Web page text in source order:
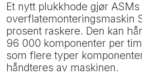
Et nytt plukkhode gjør
overflatemonteringsmaskin
prosent raskere. Den kan
96 000 komponenter per
som flere typer
håndteres av maskinen.